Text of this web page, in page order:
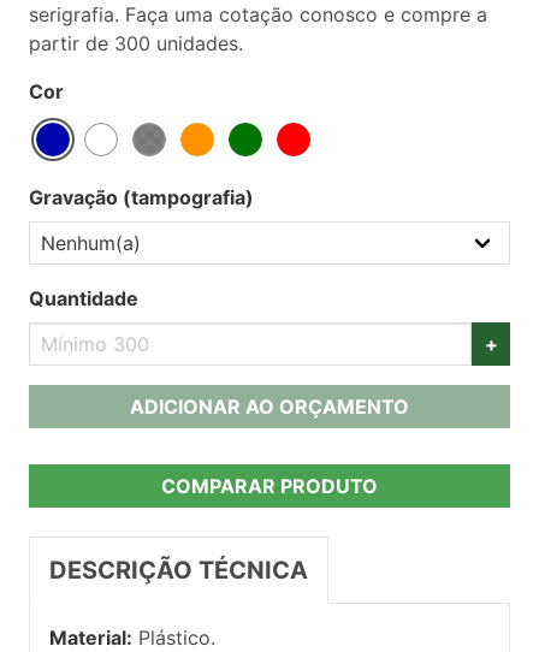
serigrafia. Faça uma cotação conosco e compre a
partir de 300 unidades.
Cor
Gravação (tampografia)
Quantidade
+
ADICIONAR AO ORÇAMENTO
COMPARAR PRODUTO
DESCRIÇÃO TÉCNICA
Material: Plástico.